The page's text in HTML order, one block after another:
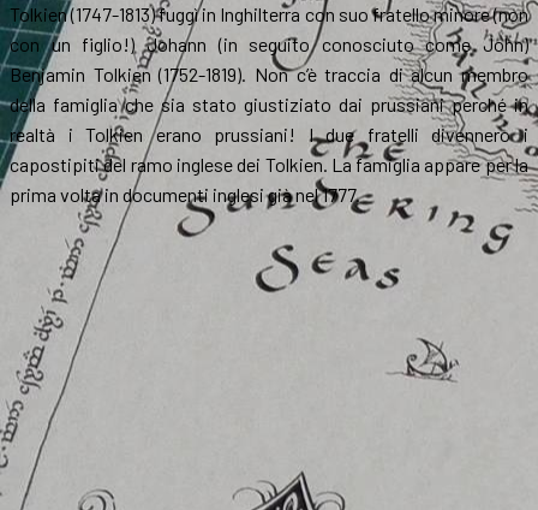
Tolkien (1747-1813) fuggì in Inghilterra con suo fratello minore (non
con un figlio!) Johann (in seguito conosciuto come John)
Benjamin Tolkien (1752-1819). Non c’è traccia di alcun membro
della famiglia che sia stato giustiziato dai prussiani perché in
realtà i Tolkien erano prussiani! I due fratelli divennero i
capostipiti del ramo inglese dei Tolkien. La famiglia appare per la
prima volta in documenti inglesi già nel 1777.